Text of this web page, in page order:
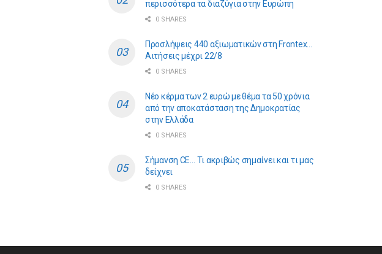
περισσότερα τα διαζύγια στην Ευρώπη
0 SHARES
Προσλήψεις 440 αξιωματικών στη Frontex…
Αιτήσεις μέχρι 22/8
0 SHARES
Νέο κέρμα των 2 ευρώ με θέμα τα 50 χρόνια
από την αποκατάσταση της Δημοκρατίας
στην Ελλάδα
0 SHARES
Σήμανση CE… Τι ακριβώς σημαίνει και τι μας
δείχνει
0 SHARES